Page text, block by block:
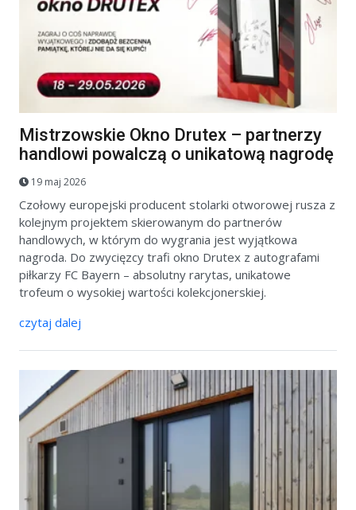
Mistrzowskie Okno Drutex – partnerzy
handlowi powalczą o unikatową nagrodę
19 maj 2026
Czołowy europejski producent stolarki otworowej rusza z
kolejnym projektem skierowanym do partnerów
handlowych, w którym do wygrania jest wyjątkowa
nagroda. Do zwycięzcy trafi okno Drutex z autografami
piłkarzy FC Bayern – absolutny rarytas, unikatowe
trofeum o wysokiej wartości kolekcjonerskiej.
czytaj dalej